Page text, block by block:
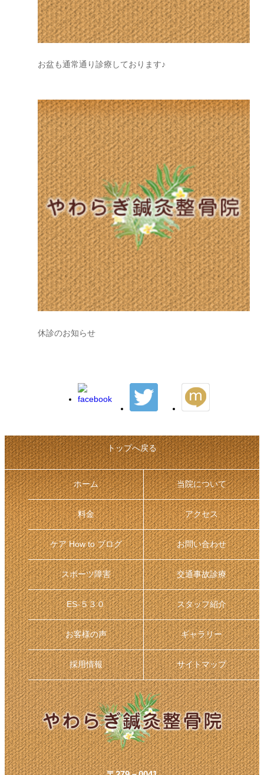
お盆も通常通り診療しております♪
休診のお知らせ
トップへ戻る
ホーム 当院について
料金 アクセス
ケア How to ブログ お問い合わせ
スポーツ障害 交通事故診療
ES-５３０ スタッフ紹介
お客様の声 ギャラリー
採用情報 サイトマップ